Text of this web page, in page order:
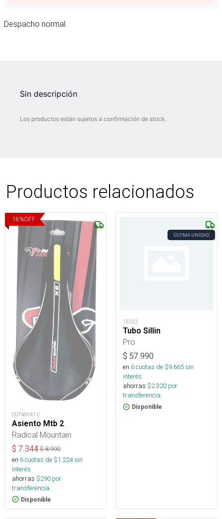
Despacho normal
Sin descripción
Los productos están sujetos a confirmación de stock.
Productos relacionados
18%OFF
OUT46041-C
Asiento Mtb 2
Radical Mountain
$ 7.344 $8.990
en 6cuotas de $1.224sin
interés
ahorras $290 por
transferencia.
Disponible
ÚLTIMA UNIDAD
15332
Tubo Sillin
Pro
$ 57.990
en 6cuotas de $9.665sin
interés
ahorras $2.320 por
transferencia.
Disponible